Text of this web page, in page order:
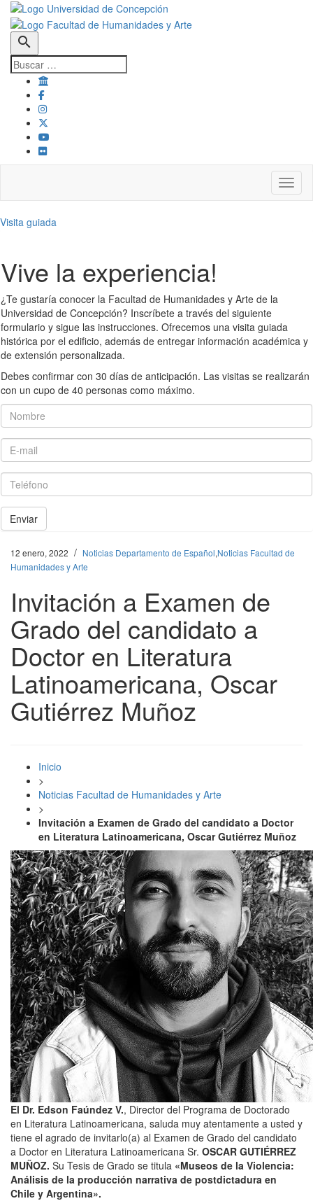
search
Visita guiada
Vive la experiencia!
¿Te gustaría conocer la Facultad de Humanidades y Arte de la
Universidad de Concepción? Inscríbete a través del siguiente
formulario y sigue las instrucciones. Ofrecemos una visita guiada
histórica por el edificio, además de entregar información académica y
de extensión personalizada.
Debes confirmar con 30 días de anticipación. Las visitas se realizarán
con un cupo de 40 personas como máximo.
Nombre
E-mail
Teléfono
Enviar
12 enero, 2022 / Noticias Departamento de Español,Noticias Facultad de
Humanidades y Arte
Invitación a Examen de
Grado del candidato a
Doctor en Literatura
Latinoamericana, Oscar
Gutiérrez Muñoz
Inicio
>
Noticias Facultad de Humanidades y Arte
>
Invitación a Examen de Grado del candidato a Doctor
en Literatura Latinoamericana, Oscar Gutiérrez Muñoz
El Dr. Edson Faúndez V., Director del Programa de Doctorado
en Literatura Latinoamericana, saluda muy atentamente a usted y
tiene el agrado de invitarlo(a) al Examen de Grado del candidato
a Doctor en Literatura Latinoamericana Sr. OSCAR GUTIÉRREZ
MUÑOZ. Su Tesis de Grado se titula «Museos de la Violencia:
Análisis de la producción narrativa de postdictadura en
Chile y Argentina».